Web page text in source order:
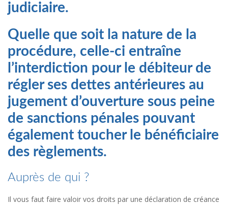
judiciaire.
Quelle que soit la nature de la
procédure, celle-ci entraîne
l’interdiction pour le débiteur de
régler ses dettes antérieures au
jugement d’ouverture sous peine
de sanctions pénales pouvant
également toucher le bénéficiaire
des règlements.
Auprès de qui ?
Il vous faut faire valoir vos droits par une déclaration de créance